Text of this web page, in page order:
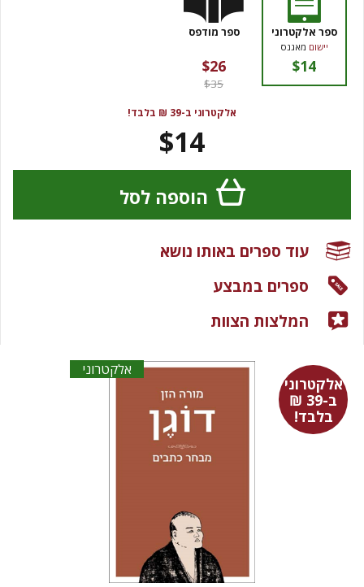
אלקטרוני
ב-39 ₪
בלבד!
אלקטרוני
ספר אלקטרוני
יישום מאגנס
$14
ספר מודפס
$26
$35
אלקטרוני ב-39 ₪ בלבד!
$14
הוספה לסל
עוד ספרים באותו נושא
ספרים במבצע
המלצות הצוות